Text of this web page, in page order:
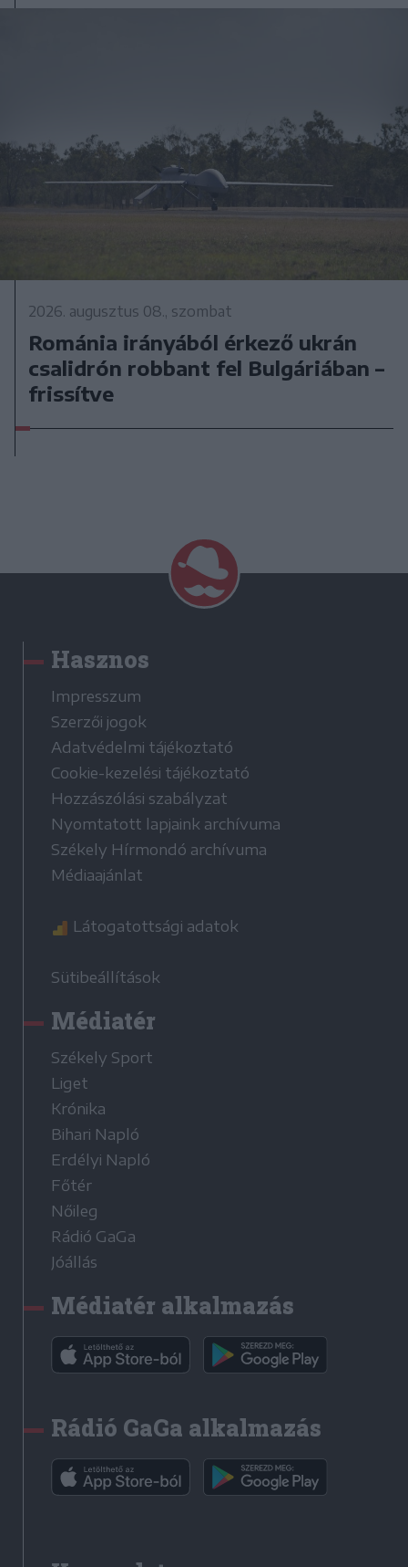
2026. augusztus 08., szombat
Románia irányából érkező ukrán
csalidrón robbant fel Bulgáriában –
frissítve
Hasznos
Impresszum
Szerzői jogok
Adatvédelmi tájékoztató
Cookie-kezelési tájékoztató
Hozzászólási szabályzat
Nyomtatott lapjaink archívuma
Székely Hírmondó archívuma
Médiaajánlat
Látogatottsági adatok
Sütibeállítások
Médiatér
Székely Sport
Liget
Krónika
Bihari Napló
Erdélyi Napló
Főtér
Nőileg
Rádió GaGa
Jóállás
Médiatér alkalmazás
Rádió GaGa alkalmazás